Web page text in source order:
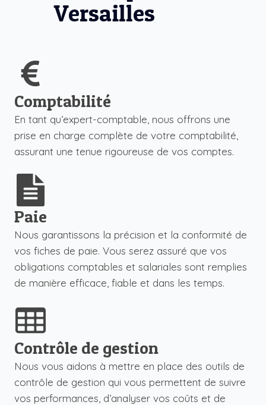
Versailles
Comptabilité
En tant qu’expert-comptable, nous offrons une
prise en charge complète de votre comptabilité,
assurant une tenue rigoureuse de vos comptes.
Paie
Nous garantissons la précision et la conformité de
vos fiches de paie. Vous serez assuré que vos
obligations comptables et salariales sont remplies
de manière efficace, fiable et dans les temps.
Contrôle de gestion
Nous vous aidons à mettre en place des outils de
contrôle de gestion qui vous permettent de suivre
vos performances, d’analyser vos coûts et de